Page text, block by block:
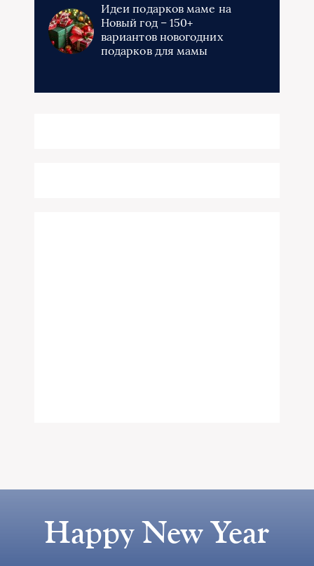
Идеи подарков маме на
Новый год – 150+
вариантов новогодних
подарков для мамы
Happy New Year